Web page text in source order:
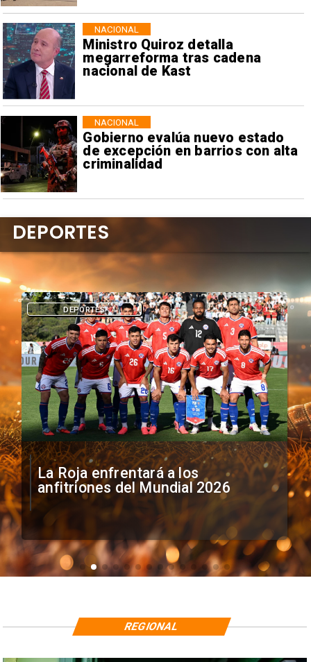
Ministro Quiroz detalla
megarreforma tras cadena
nacional de Kast
NACIONAL
Gobierno evalúa nuevo estado
de excepción en barrios con alta
criminalidad
NACIONAL
La Roja enfrentará a los
anfitriones del Mundial 2026
DEPORTES
DEPORTES
REGIONAL